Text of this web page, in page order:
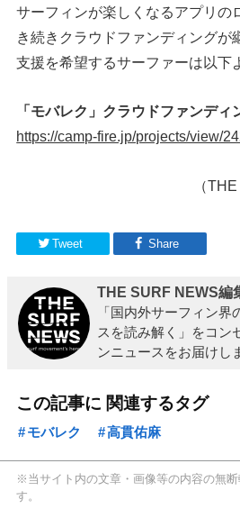
サーフィンが楽しくなるアプリの
き続きクラウドファンディングが
支援を希望するサーファーは以下
「モバレク」クラウドファンディ
https://camp-fire.jp/projects/view/
（
Tweet Share
THE SURF NEWS編
「国内外サーフィン
スを読み解く」をコン
ンニュースをお届けし
この記事に 関連するタグ
モバレク 高貫佑麻
※当サイト内の文章・画像等の内容の無
す。